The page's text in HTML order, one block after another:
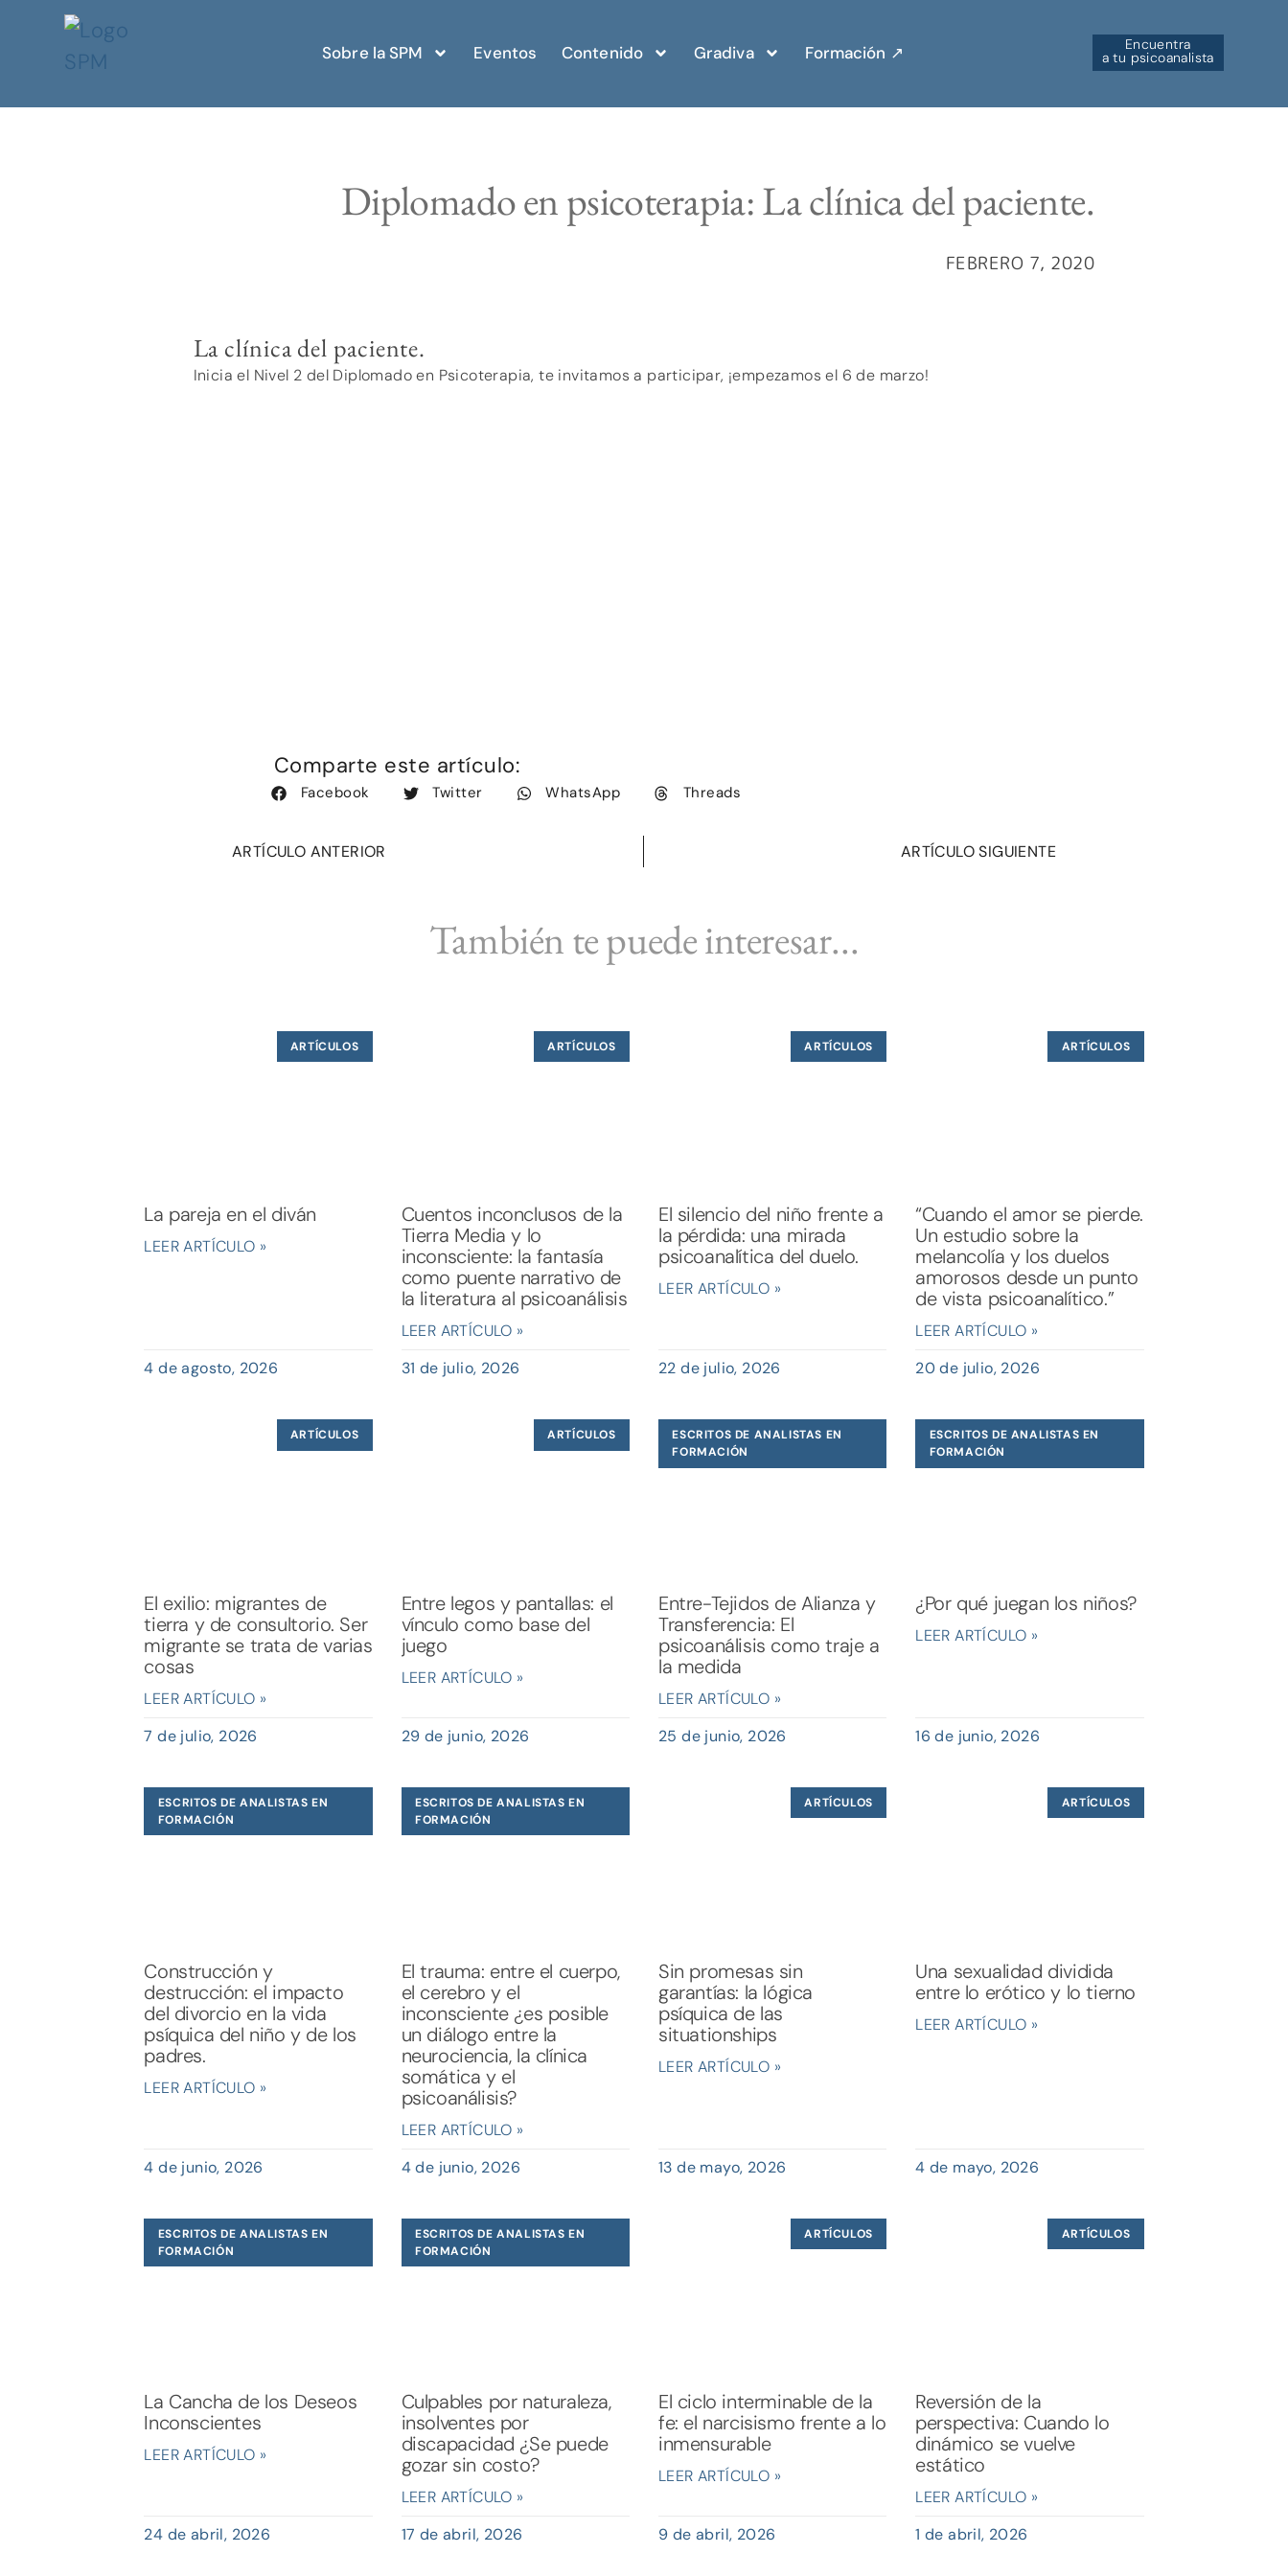
Sobre la SPM Eventos Contenido Gradiva Formación ↗︎ Encuentra
a tu psicoanalista
Diplomado en psicoterapia: La clínica del paciente.
FEBRERO 7, 2020
La clínica del paciente.
Inicia el Nivel 2 del Diplomado en Psicoterapia, te invitamos a participar, ¡empezamos el 6 de marzo!
Comparte este artículo:
Facebook Twitter WhatsApp Threads
ARTÍCULO ANTERIOR ARTÍCULO SIGUIENTE
También te puede interesar...
ARTÍCULOS
La pareja en el diván
LEER ARTÍCULO »
4 de agosto, 2026
ARTÍCULOS
Cuentos inconclusos de la
Tierra Media y lo
inconsciente: la fantasía
como puente narrativo de
la literatura al psicoanálisis
LEER ARTÍCULO »
31 de julio, 2026
ARTÍCULOS
El silencio del niño frente a
la pérdida: una mirada
psicoanalítica del duelo.
LEER ARTÍCULO »
22 de julio, 2026
ARTÍCULOS
“Cuando el amor se pierde.
Un estudio sobre la
melancolía y los duelos
amorosos desde un punto
de vista psicoanalítico.”
LEER ARTÍCULO »
20 de julio, 2026
ARTÍCULOS
El exilio: migrantes de
tierra y de consultorio. Ser
migrante se trata de varias
cosas
LEER ARTÍCULO »
7 de julio, 2026
ARTÍCULOS
Entre legos y pantallas: el
vínculo como base del
juego
LEER ARTÍCULO »
29 de junio, 2026
ESCRITOS DE ANALISTAS EN
FORMACIÓN
Entre-Tejidos de Alianza y
Transferencia: El
psicoanálisis como traje a
la medida
LEER ARTÍCULO »
25 de junio, 2026
ESCRITOS DE ANALISTAS EN
FORMACIÓN
¿Por qué juegan los niños?
LEER ARTÍCULO »
16 de junio, 2026
ESCRITOS DE ANALISTAS EN
FORMACIÓN
Construcción y
destrucción: el impacto
del divorcio en la vida
psíquica del niño y de los
padres.
LEER ARTÍCULO »
4 de junio, 2026
ESCRITOS DE ANALISTAS EN
FORMACIÓN
El trauma: entre el cuerpo,
el cerebro y el
inconsciente ¿es posible
un diálogo entre la
neurociencia, la clínica
somática y el
psicoanálisis?
LEER ARTÍCULO »
4 de junio, 2026
ARTÍCULOS
Sin promesas sin
garantías: la lógica
psíquica de las
situationships
LEER ARTÍCULO »
13 de mayo, 2026
ARTÍCULOS
Una sexualidad dividida
entre lo erótico y lo tierno
LEER ARTÍCULO »
4 de mayo, 2026
ESCRITOS DE ANALISTAS EN
FORMACIÓN
La Cancha de los Deseos
Inconscientes
LEER ARTÍCULO »
24 de abril, 2026
ESCRITOS DE ANALISTAS EN
FORMACIÓN
Culpables por naturaleza,
insolventes por
discapacidad ¿Se puede
gozar sin costo?
LEER ARTÍCULO »
17 de abril, 2026
ARTÍCULOS
El ciclo interminable de la
fe: el narcisismo frente a lo
inmensurable
LEER ARTÍCULO »
9 de abril, 2026
ARTÍCULOS
Reversión de la
perspectiva: Cuando lo
dinámico se vuelve
estático
LEER ARTÍCULO »
1 de abril, 2026